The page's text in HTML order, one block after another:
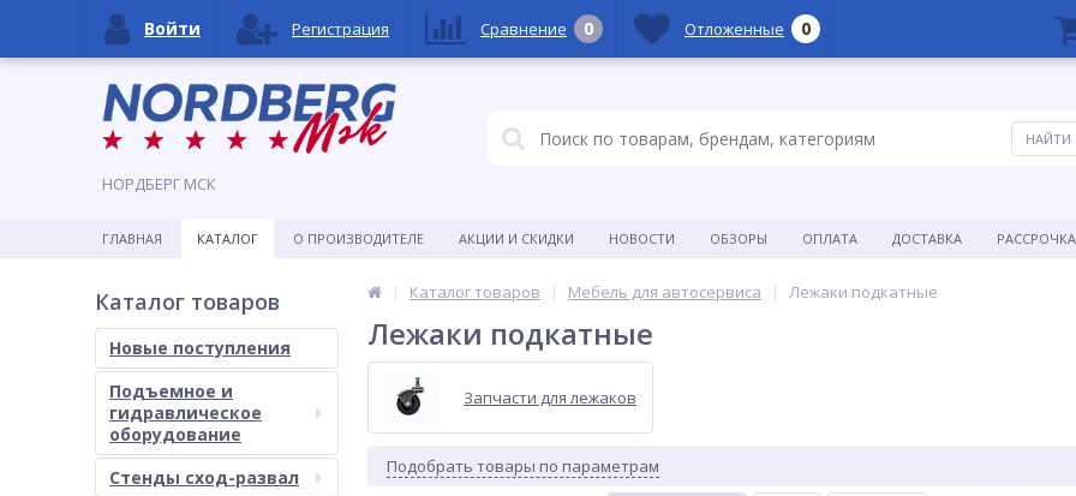
НОРДБЕРГ МСК
ГЛАВНАЯ КАТАЛОГ О ПРОИЗВОДИТЕЛЕ АКЦИИ И СКИДКИ НОВОСТИ ОБЗОРЫ ОПЛАТА ДОСТАВКА РАССРОЧКА
Каталог товаров
Новые поступления
Подъемное и
гидравлическое
оборудование
Стенды сход-развал
Каталог товаров Мебель для автосервиса Лежаки подкатные
Лежаки подкатные
Запчасти для лежаков
Подобрать товары по параметрам
Войти Регистрация Сравнение 0 Отложенные 0